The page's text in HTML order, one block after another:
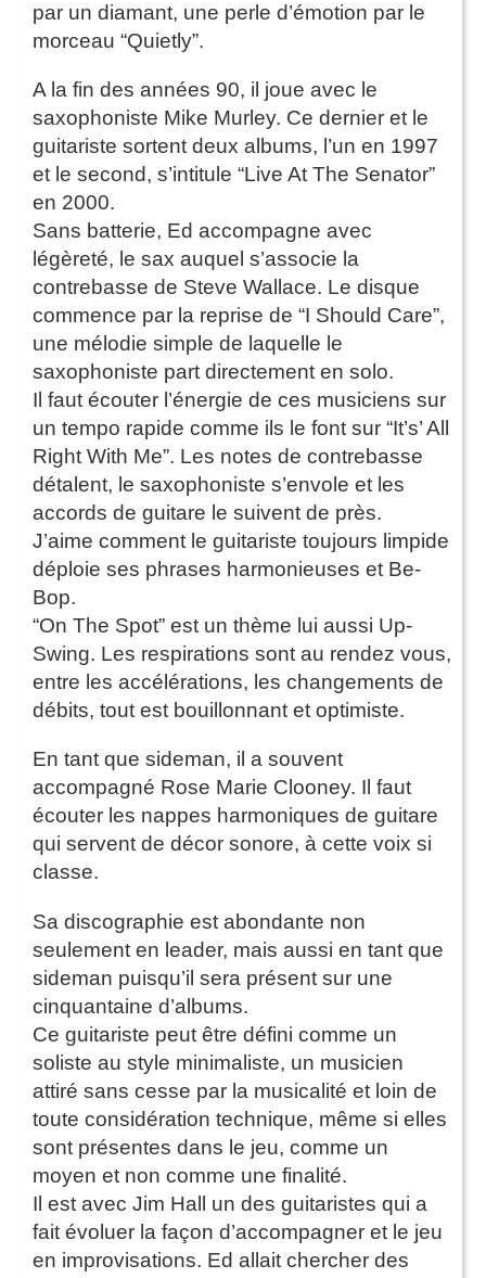
par un diamant, une perle d’émotion par le
morceau “Quietly”.
A la fin des années 90, il joue avec le
saxophoniste Mike Murley. Ce dernier et le
guitariste sortent deux albums, l’un en 1997
et le second, s’intitule “Live At The Senator”
en 2000.
Sans batterie, Ed accompagne avec
légèreté, le sax auquel s’associe la
contrebasse de Steve Wallace. Le disque
commence par la reprise de “I Should Care”,
une mélodie simple de laquelle le
saxophoniste part directement en solo.
Il faut écouter l’énergie de ces musiciens sur
un tempo rapide comme ils le font sur “It’s’ All
Right With Me”. Les notes de contrebasse
détalent, le saxophoniste s’envole et les
accords de guitare le suivent de près.
J’aime comment le guitariste toujours limpide
déploie ses phrases harmonieuses et Be-
Bop.
“On The Spot” est un thème lui aussi Up-
Swing. Les respirations sont au rendez vous,
entre les accélérations, les changements de
débits, tout est bouillonnant et optimiste.
En tant que sideman, il a souvent
accompagné Rose Marie Clooney. Il faut
écouter les nappes harmoniques de guitare
qui servent de décor sonore, à cette voix si
classe.
Sa discographie est abondante non
seulement en leader, mais aussi en tant que
sideman puisqu’il sera présent sur une
cinquantaine d’albums.
Ce guitariste peut être défini comme un
soliste au style minimaliste, un musicien
attiré sans cesse par la musicalité et loin de
toute considération technique, même si elles
sont présentes dans le jeu, comme un
moyen et non comme une finalité.
Il est avec Jim Hall un des guitaristes qui a
fait évoluer la façon d’accompagner et le jeu
en improvisations. Ed allait chercher des